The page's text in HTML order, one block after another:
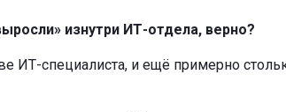
изнутри ИТ-отдела, верно?
ИТ-специалиста, и ещё примерно